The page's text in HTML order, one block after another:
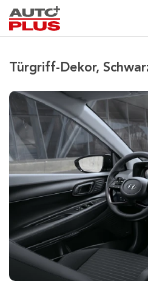
Türgriff-Dekor,